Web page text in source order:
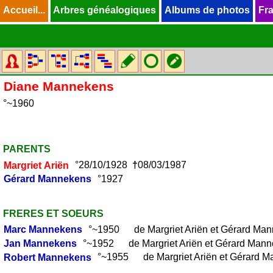
Accueil... Arbres généalogiques Albums de photos
Diane Mannekens
°~1960
PARENTS
Margriet Ariën °28/10/1928 †08/03/1987
Gérard Mannekens °1927
FRERES ET SOEURS
Marc Mannekens
°~1950 de Margriet Ariën et Gérard
Jan Mannekens
°~1952 de Margriet Ariën et Gérard
Robert Mannekens °~1955 de Margriet Ariën et Gérard
Accueil... Arbres généalogiques Albums de photos